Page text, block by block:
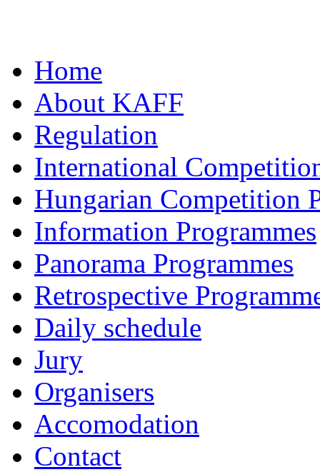
Home
About KAFF
Regulation
International
Hungarian Competition
Information Programmes
Panorama Programmes
Retrospective
Daily schedule
Jury
Organisers
Accomodation
Contact